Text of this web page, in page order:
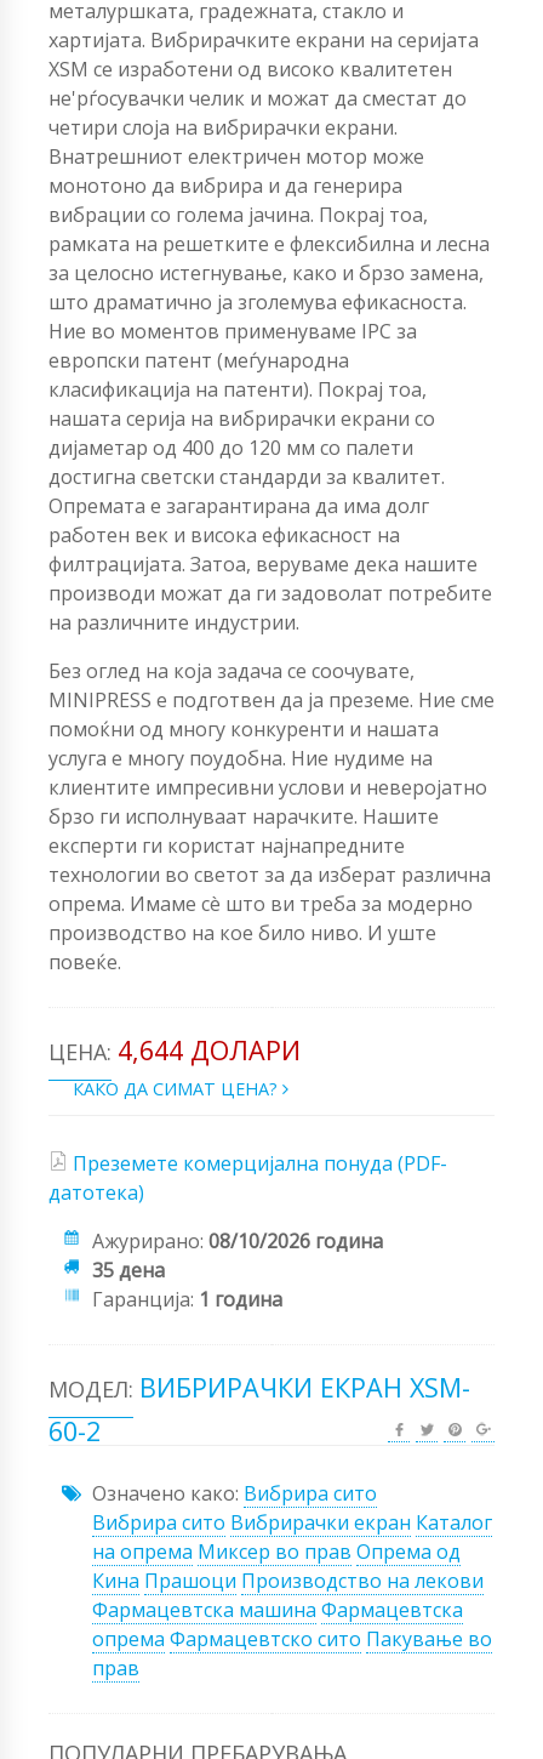
металуршката, градежната, стакло и
хартијата. Вибрирачките екрани на серијата
XSM се изработени од високо квалитетен
не'рѓосувачки челик и можат да сместат до
четири слоја на вибрирачки екрани.
Внатрешниот електричен мотор може
монотоно да вибрира и да генерира
вибрации со голема јачина. Покрај тоа,
рамката на решетките е флексибилна и лесна
за целосно истегнување, како и брзо замена,
што драматично ја зголемува ефикасноста.
Ние во моментов применуваме IPC за
европски патент (меѓународна
класификација на патенти). Покрај тоа,
нашата серија на вибрирачки екрани со
дијаметар од 400 до 120 мм со палети
достигна светски стандарди за квалитет.
Опремата е загарантирана да има долг
работен век и висока ефикасност на
филтрацијата. Затоа, веруваме дека нашите
производи можат да ги задоволат потребите
на различните индустрии.
Без оглед на која задача се соочувате,
MINIPRESS е подготвен да ја преземе. Ние сме
помоќни од многу конкуренти и нашата
услуга е многу поудобна. Ние нудиме на
клиентите импресивни услови и неверојатно
брзо ги исполнуваат нарачките. Нашите
експерти ги користат најнапредните
технологии во светот за да изберат различна
опрема. Имаме сè што ви треба за модерно
производство на кое било ниво. И уште
повеќе.
ЦЕНА: 4,644 ДОЛАРИ
КАКО ДА СИМАТ ЦЕНА?
Преземете комерцијална понуда (PDF-
датотека)
Ажурирано: 08/10/2026 година
35 дена
Гаранција: 1 година
МОДЕЛ: ВИБРИРАЧКИ ЕКРАН XSM-
60-2
Означено како: Вибрира сито
Вибрира сито Вибрирачки екран Каталог
на опрема Миксер во прав Опрема од
Кина Прашоци Производство на лекови
Фармацевтска машина Фармацевтска
опрема Фармацевтско сито Пакување во
прав